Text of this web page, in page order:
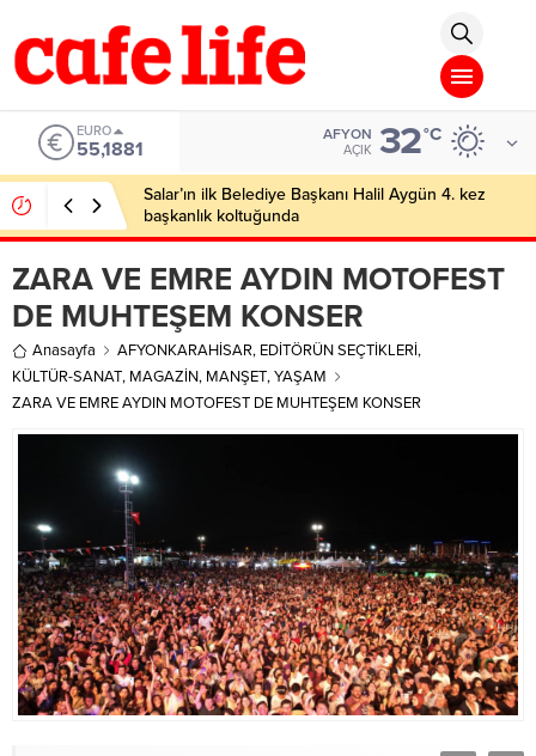
EURO
55,1881
AFYON
AÇIK 32°C
Salar’ın ilk Belediye Başkanı Halil Aygün 4. kez
başkanlık koltuğunda
ZARA VE EMRE AYDIN MOTOFEST
DE MUHTEŞEM KONSER
Anasayfa AFYONKARAHİSAR, EDİTÖRÜN SEÇTİKLERİ,
KÜLTÜR-SANAT, MAGAZİN, MANŞET,YAŞAM
ZARA VE EMRE AYDIN MOTOFEST DE MUHTEŞEM KONSER